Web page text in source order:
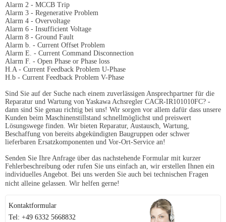
Alarm 2 - MCCB Trip
Alarm 3 - Regenerative Problem
Alarm 4 - Overvoltage
Alarm 6 - Insufficient Voltage
Alarm 8 - Ground Fault
Alarm b. - Current Offset Problem
Alarm E. - Current Command Disconnection
Alarm F. - Open Phase or Phase loss
H.A - Current Feedback Problem U-Phase
H.b - Current Feedback Problem V-Phase
Sind Sie auf der Suche nach einem zuverlässigen Ansprechpartner für die
Reparatur und Wartung von Yaskawa Achsregler CACR-IR101010FC? -
dann sind Sie genau richtig bei uns! Wir sorgen vor allem dafür dass unsere
Kunden beim Maschinenstillstand schnellmöglichst und preiswert
Lösungswege finden. Wir bieten Reparatur, Austausch, Wartung,
Beschaffung von bereits abgekündigten Baugruppen oder schwer
lieferbaren Ersatzkomponenten und Vor-Ort-Service an!
Senden Sie Ihre Anfrage über das nachstehende Formular mit kurzer
Fehlerbeschreibung oder rufen Sie uns einfach an, wir erstellen Ihnen ein
individuelles Angebot. Bei uns werden Sie auch bei technischen Fragen
nicht alleine gelassen. Wir helfen gerne!
Kontaktformular
Tel: +49 6332 5668832